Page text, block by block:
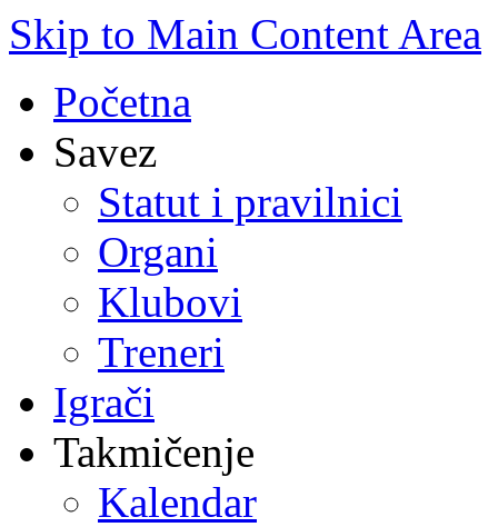
Skip to Main Content Area
Početna
Savez
Statut i pravilnici
Organi
Klubovi
Treneri
Igrači
Takmičenje
Kalendar